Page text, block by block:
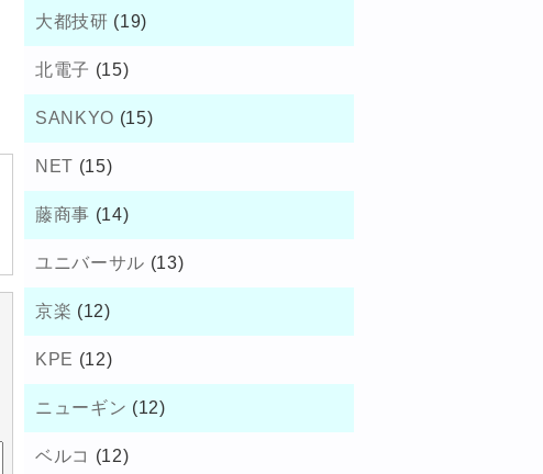
大都技研 (19)
北電子 (15)
SANKYO (15)
NET (15)
藤商事 (14)
ユニバーサル (13)
京楽 (12)
KPE (12)
ニューギン (12)
ベルコ (12)